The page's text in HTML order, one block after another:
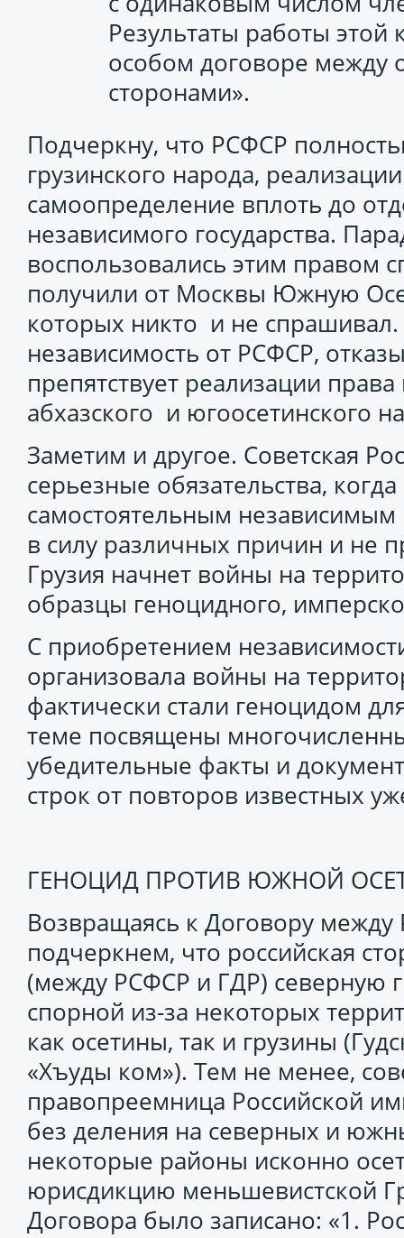
Результаты работы этой
особом договоре
сторонами».
Подчеркну, что РСФСР
грузинского народа,
самоопределение вплоть до
независимого государства.
воспользовались этим правом
получили от Москвы Южную
которых никто и не
независимость от РСФСР,
препятствует реализации
абхазского и югоосетинского
Заметим и другое. Советская
серьезные обязательства,
самостоятельным
в силу различных причин и не
Грузия начнет войны на
образцы геноцидного,
С приобретением
организовала войны на
фактически стали геноцидом
теме посвящены
убедительные факты и
строк от повторов известных
ГЕНОЦИД ПРОТИВ ЮЖНОЙ
Возвращаясь к Договору
подчеркнем, что российская
(между РСФСР и ГДР) северную
спорной из-за некоторых
как осетины, так и грузины
«Хъуды ком»). Тем не менее,
правопреемница Российской
без деления на северных и
некоторые районы исконно
юрисдикцию меньшевистской
Договора было записано: «1.